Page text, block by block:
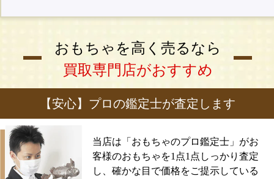
おもちゃを高く売るなら
買取専門店がおすすめ
【安心】プロの鑑定士が査定します
当店は「おもちゃのプロ鑑定士」がお
客様のおもちゃを1点1点しっかり査定
し、確かな目で価格をご提示している